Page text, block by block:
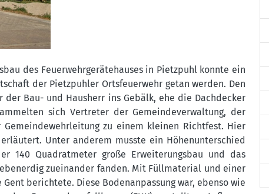
des Feuerwehrgerätehauses in Pietzpuhl konnte ein
der Pietzpuhler Ortsfeuerwehr getan werden. Den
Bau- und Hausherr ins Gebälk, ehe die Dachdecker
sich Vertreter der Gemeindeverwaltung, der
zu einem kleinen Richtfest. Hier
Unter anderem musste ein Höhenunterschied
140 Quadratmeter große Erweiterungsbau und das
zueinander fanden. Mit Füllmaterial und einer
berichtete. Diese Bodenanpassung war, ebenso wie